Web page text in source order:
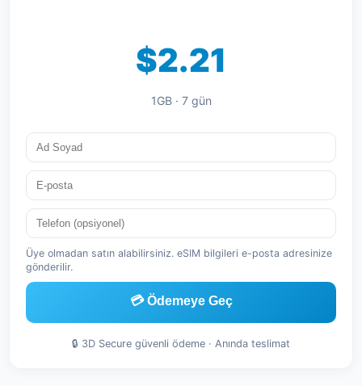
$2.21
1GB · 7 gün
Üye olmadan satın alabilirsiniz. eSIM bilgileri e-posta adresinize
gönderilir.
💳 Ödemeye Geç
🔒 3D Secure güvenli ödeme · Anında teslimat